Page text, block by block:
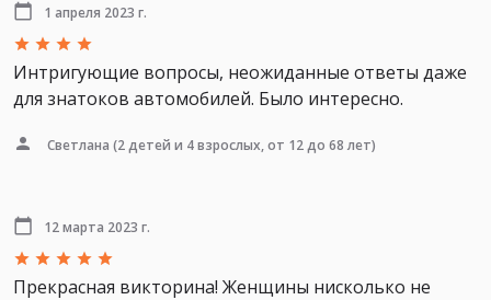
1 апреля 2023 г.
Интригующие вопросы, неожиданные ответы даже
для знатоков автомобилей. Было интересно.
Светлана (2 детей и 4 взрослых, от 12 до 68 лет)
12 марта 2023 г.
Прекрасная викторина! Женщины нисколько не